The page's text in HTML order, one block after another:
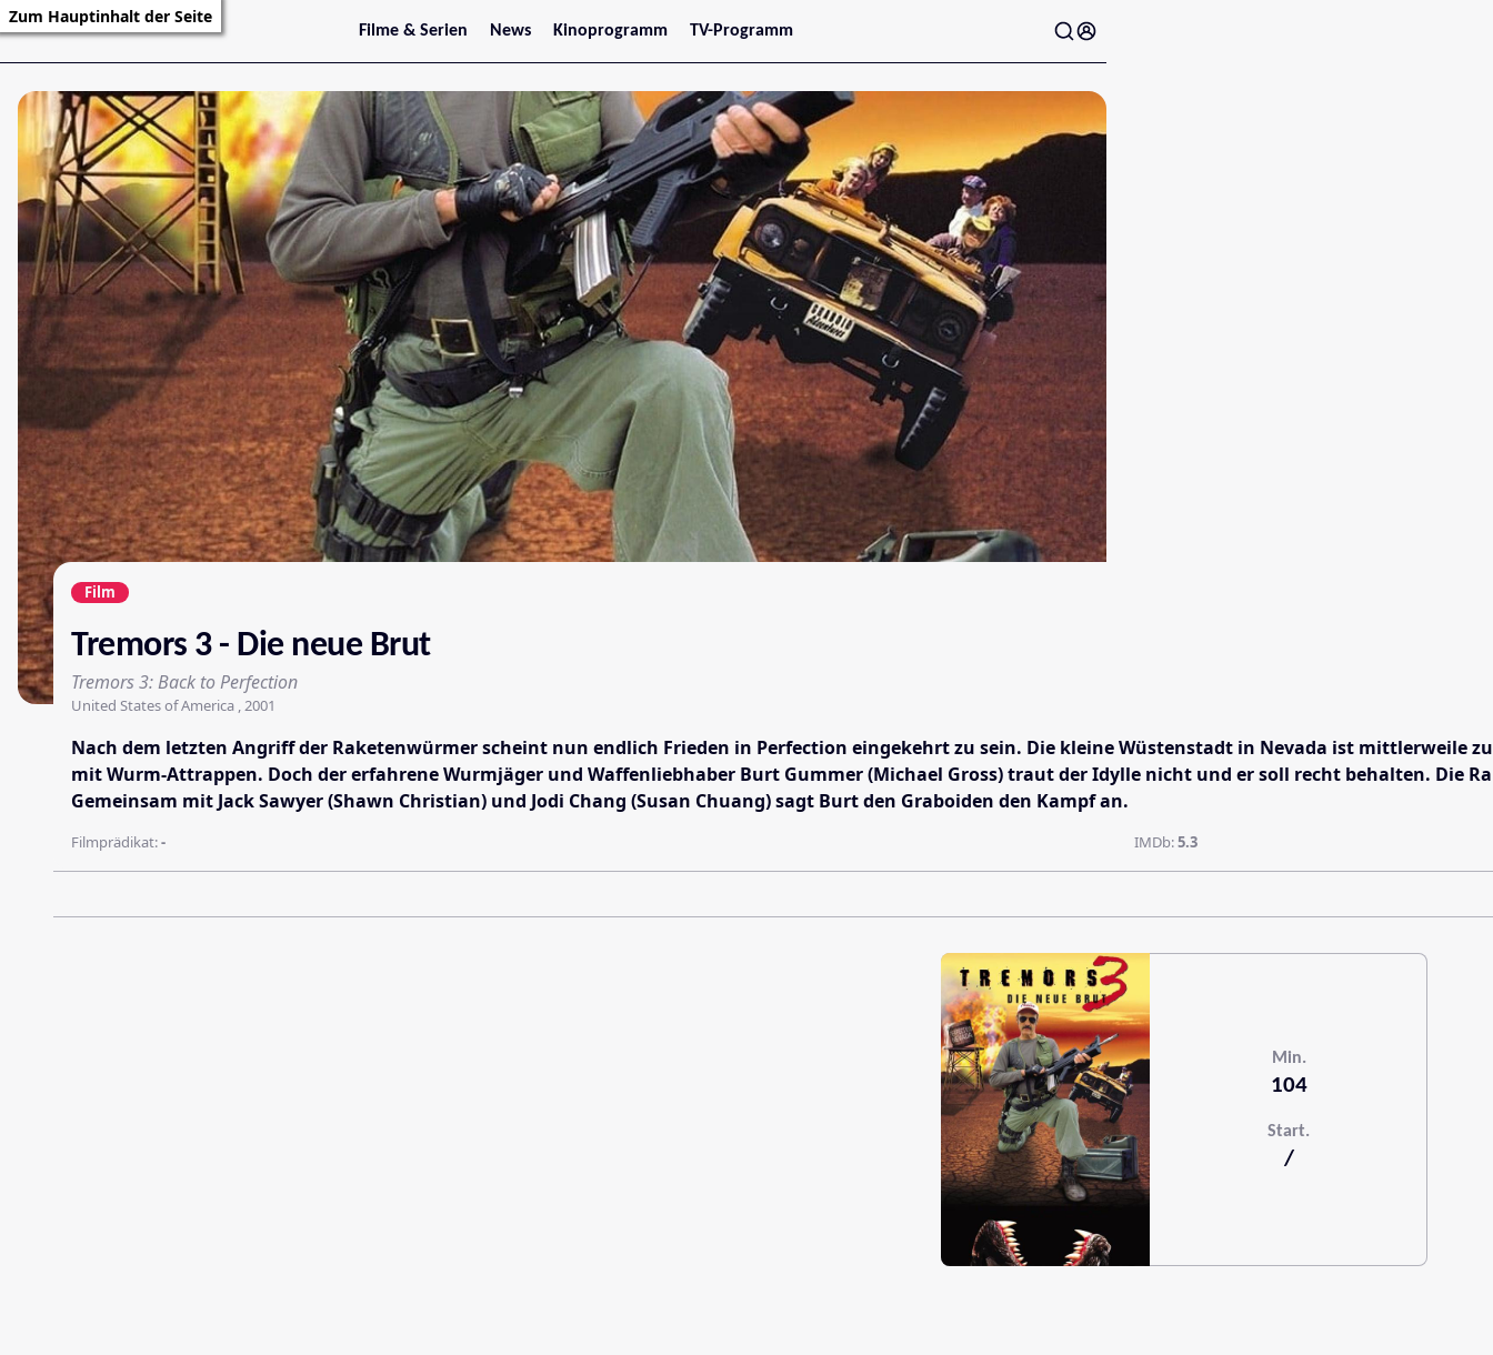
Zum Hauptinhalt der Seite
Filme & Serien
Trailer
Filmarchiv
Serienarchiv
News
Stars
Kinoprogramm
Jetzt im Kino
Wien
Niederösterreich
Oberösterreich
Steiermark
Burgenland
Kärnten
Salzburg
Tirol
Vorarlberg
TV-Programm
Film
Tremors 3 - Die neue Brut
Tremors 3: Back to Perfection
United States of America , 2001
Nach dem letzten Angriff der Raketenwürmer scheint nun endlich Frieden in Perfection eingekehrt zu sein. Die kleine Wüstenstadt in Nevada ist mittlerweile
mit Wurm-Attrappen. Doch der erfahrene Wurmjäger und Waffenliebhaber Burt Gummer (Michael Gross) traut der Idylle nicht und er soll recht behalten. Die
Gemeinsam mit Jack Sawyer (Shawn Christian) und Jodi Chang (Susan Chuang) sagt Burt den Graboiden den Kampf an.
Filmprädikat:- IMDb:5.3
Min.
104
Start.
/